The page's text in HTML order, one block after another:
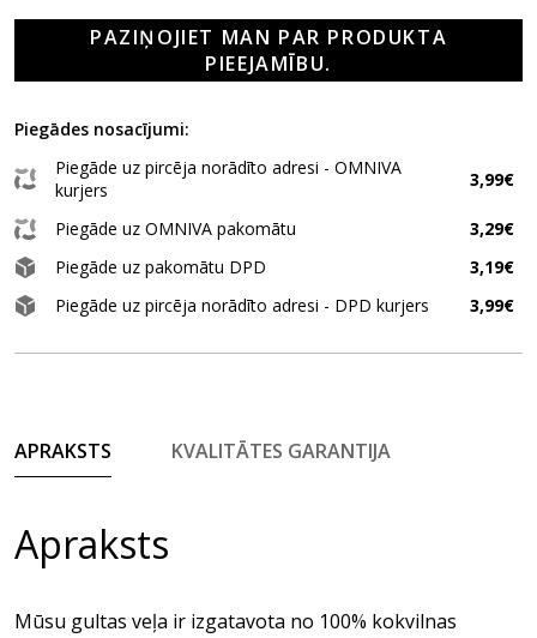
PAZIŅOJIET MAN PAR PRODUKTA
PIEEJAMĪBU.
Piegādes nosacījumi:
Piegāde uz pircēja norādīto adresi - OMNIVA
kurjers
3,99€
Piegāde uz OMNIVA pakomātu
3,29€
Piegāde uz pakomātu DPD
3,19€
Piegāde uz pircēja norādīto adresi - DPD kurjers
3,99€
APRAKSTS KVALITĀTES GARANTIJA
Apraksts
Mūsu gultas veļa ir izgatavota no 100% kokvilnas